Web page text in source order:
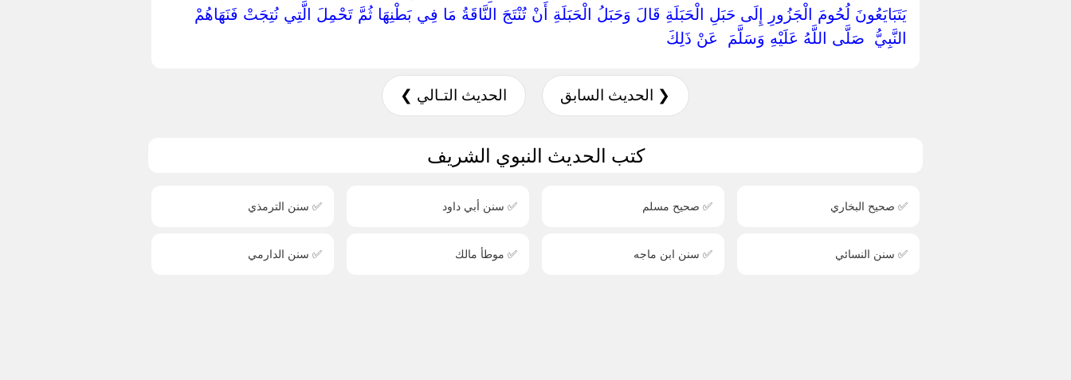
يَتَبَايَعُونَ لُحُومَ الْجَزُورِ إِلَى حَبَلِ الْحَبَلَةِ قَالَ وَحَبَلُ الْحَبَلَةِ أَنْ تُنْتَجَ النَّاقَةُ مَا فِي بَطْنِهَا ثُمَّ تَحْمِلَ الَّتِي نُتِجَتْ فَنَهَاهُمْ
النَّبِيُّ ‏ ‏صَلَّى اللَّهُ عَلَيْهِ وَسَلَّمَ ‏ ‏عَنْ ذَلِكَ ‏
❮ الحديث السابق الحديث التـالي ❯
كتب الحديث النبوي الشريف
✅ صحيح البخاري ✅ صحيح مسلم ✅ سنن أبي داود ✅ سنن الترمذي
✅ سنن النسائي ✅ سنن ابن ماجه ✅ موطأ مالك ✅ سنن الدارمي